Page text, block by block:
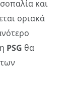
και
οριακά
PSG θα